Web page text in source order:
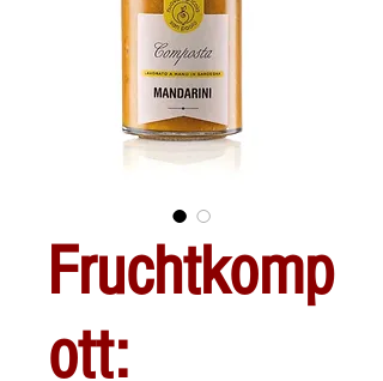
Fruchtkomp
ott: